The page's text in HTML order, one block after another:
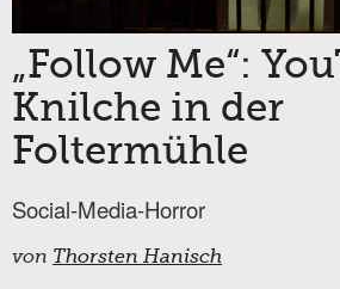
„Follow Me“:
Knilche in der
Foltermühle
Social-Media-Horror
von Thorsten Hanisch